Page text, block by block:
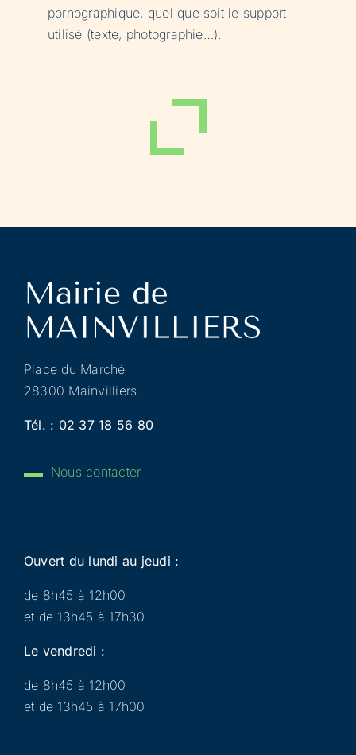
pornographique, quel que soit le support
utilisé (texte, photographie…).
Place du Marché
28300 Mainvilliers
Tél. : 02 37 18 56 80
Nous contacter
Ouvert du lundi au jeudi :
de 8h45 à 12h00
et de 13h45 à 17h30
Le vendredi :
de 8h45 à 12h00
et de 13h45 à 17h00